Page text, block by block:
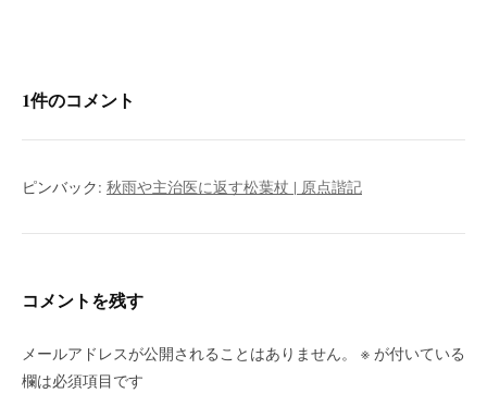
ン
1件のコメント
ピンバック: 秋雨や主治医に返す松葉杖 | 原点諧記
コメントを残す
メールアドレスが公開されることはありません。 ※ が付いている
欄は必須項目です